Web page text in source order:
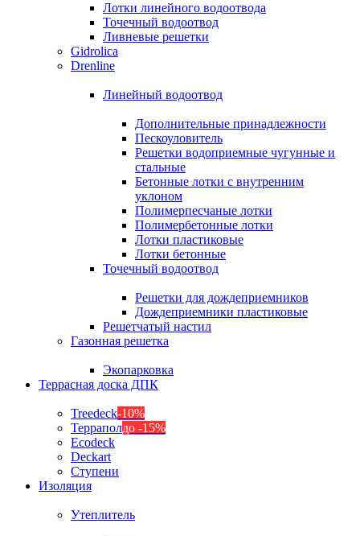
Лотки линейного водоотвода
Точечный водоотвод
Ливневые решетки
Gidrolica
Drenline
Линейный водоотвод
Дополнительные принадлежности
Пескоуловитель
Решетки водоприемные чугунные и
стальные
Бетонные лотки с внутренним
уклоном
Полимерпесчаные лотки
Полимербетонные лотки
Лотки пластиковые
Лотки бетонные
Точечный водоотвод
Решетки для дождеприемников
Дождеприемники пластиковые
Решетчатый настил
Газонная решетка
Экопарковка
Террасная доска ДПК
Treedeck-10%
Терраполдо -15%
Ecodeck
Deckart
Ступени
Изоляция
Утеплитель